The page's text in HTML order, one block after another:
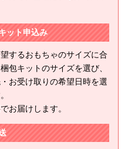
ット申込み
するおもちゃのサイズに合
包キットのサイズを選び、
お受け取りの希望日時を選
お届けします。